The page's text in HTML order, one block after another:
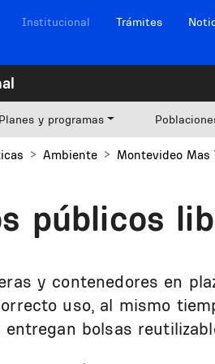
Navegación sitios
Institucional Trámites
Planes y programas
Ambiente Montevideo Mas
públicos
y contenedores en
uso, al mismo
bolsas